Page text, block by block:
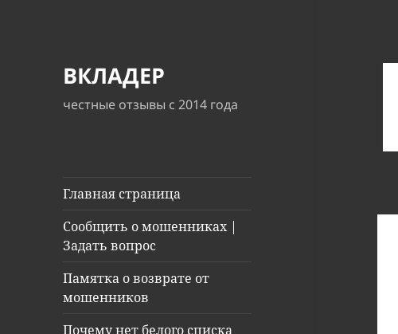
ВКЛАДЕР
честные отзывы с 2014 года
Главная страница
Сообщить о мошенниках |
Задать вопрос
Памятка о возврате от
мошенников
Почему нет белого списка